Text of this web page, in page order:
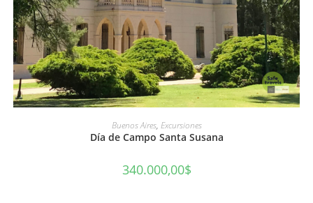
AÑADIR AL CARRITO
Buenos Aires, Excursiones
Día de Campo Santa Susana
340.000,00$